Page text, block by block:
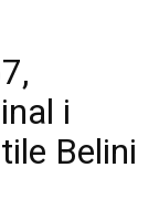
i
Belini